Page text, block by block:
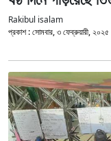
Rakibul isalam
প্রকাশ :সোমবার, ৩ ফেব্রুয়ারী, ২০২৫